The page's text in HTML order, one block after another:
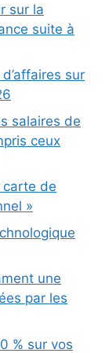
sur la
suite à
sur
salaires de
ceux
carte de
»
une
par les
% sur vos